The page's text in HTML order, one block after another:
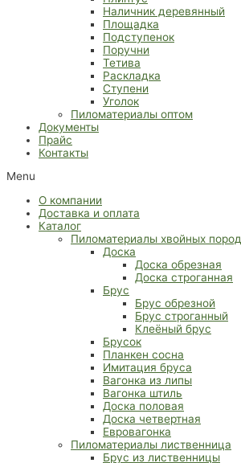
Наличник деревянный
Площадка
Подступенок
Поручни
Тетива
Раскладка
Ступени
Уголок
Пиломатериалы оптом
Документы
Прайс
Контакты
Menu
О компании
Доставка и оплата
Каталог
Пиломатериалы хвойных пород
Доска
Доска обрезная
Доска строганная
Брус
Брус обрезной
Брус строганный
Клеёный брус
Брусок
Планкен сосна
Имитация бруса
Вагонка из липы
Вагонка штиль
Доска половая
Доска четвертная
Евровагонка
Пиломатериалы лиственница
Брус из лиственницы